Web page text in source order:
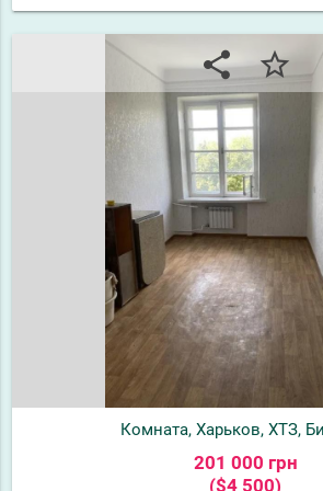
share star_border
Комната, Харьков, ХТЗ,
201 000 грн
($4 500)